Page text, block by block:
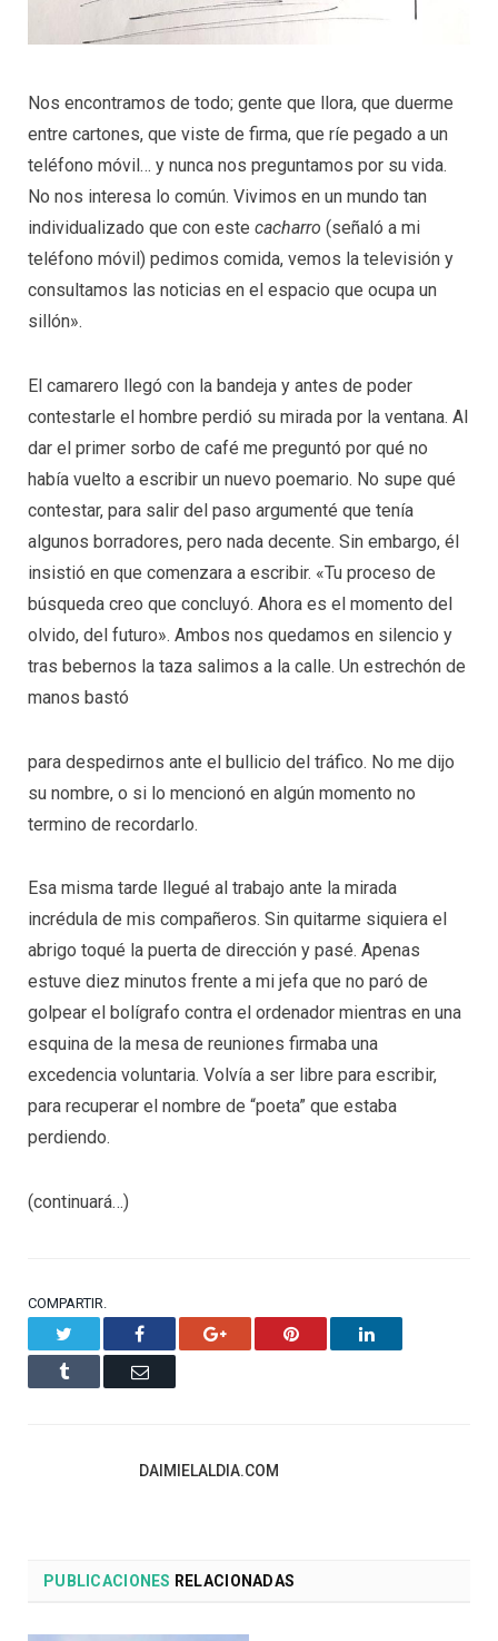
Nos encontramos de todo; gente que llora, que duerme
entre cartones, que viste de firma, que ríe pegado a un
teléfono móvil… y nunca nos preguntamos por su vida.
No nos interesa lo común. Vivimos en un mundo tan
individualizado que con este cacharro (señaló a mi
teléfono móvil) pedimos comida, vemos la televisión y
consultamos las noticias en el espacio que ocupa un
sillón».
El camarero llegó con la bandeja y antes de poder
contestarle el hombre perdió su mirada por la ventana. Al
dar el primer sorbo de café me preguntó por qué no
había vuelto a escribir un nuevo poemario. No supe qué
contestar, para salir del paso argumenté que tenía
algunos borradores, pero nada decente. Sin embargo, él
insistió en que comenzara a escribir. «Tu proceso de
búsqueda creo que concluyó. Ahora es el momento del
olvido, del futuro». Ambos nos quedamos en silencio y
tras bebernos la taza salimos a la calle. Un estrechón de
manos bastó
para despedirnos ante el bullicio del tráfico. No me dijo
su nombre, o si lo mencionó en algún momento no
termino de recordarlo.
Esa misma tarde llegué al trabajo ante la mirada
incrédula de mis compañeros. Sin quitarme siquiera el
abrigo toqué la puerta de dirección y pasé. Apenas
estuve diez minutos frente a mi jefa que no paró de
golpear el bolígrafo contra el ordenador mientras en una
esquina de la mesa de reuniones firmaba una
excedencia voluntaria. Volvía a ser libre para escribir,
para recuperar el nombre de “poeta” que estaba
perdiendo.
(continuará…)
COMPARTIR.
Facebook Google+ Pinterest LinkedIn
Tumblr Email
DAIMIELALDIA.COM
PUBLICACIONES RELACIONADAS